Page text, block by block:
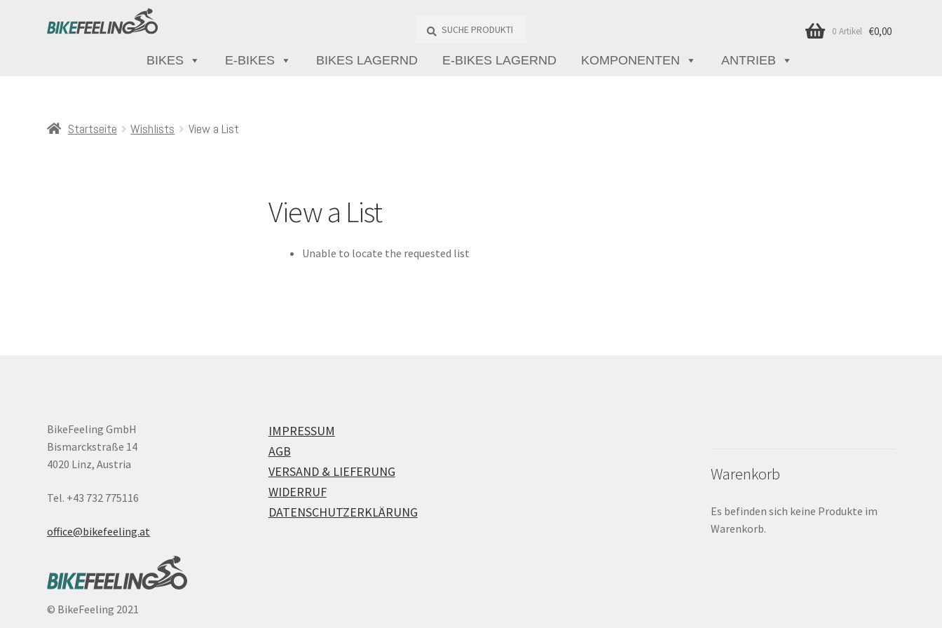
Produkte
€0,00
0 Artikel
BIKES E-BIKES BIKES LAGERND E-BIKES LAGERND KOMPONENTEN ANTRIEB
Startseite Wishlists View a List
View a List
Unable to locate the requested list
BikeFeeling GmbH
Bismarckstraße 14
4020 Linz, Austria
Tel. +43 732 775116
office@bikefeeling.at
© BikeFeeling 2021
IMPRESSUM
AGB
VERSAND & LIEFERUNG
WIDERRUF
DATENSCHUTZERKLÄRUNG
Warenkorb
Es befinden sich keine Produkte im
Warenkorb.